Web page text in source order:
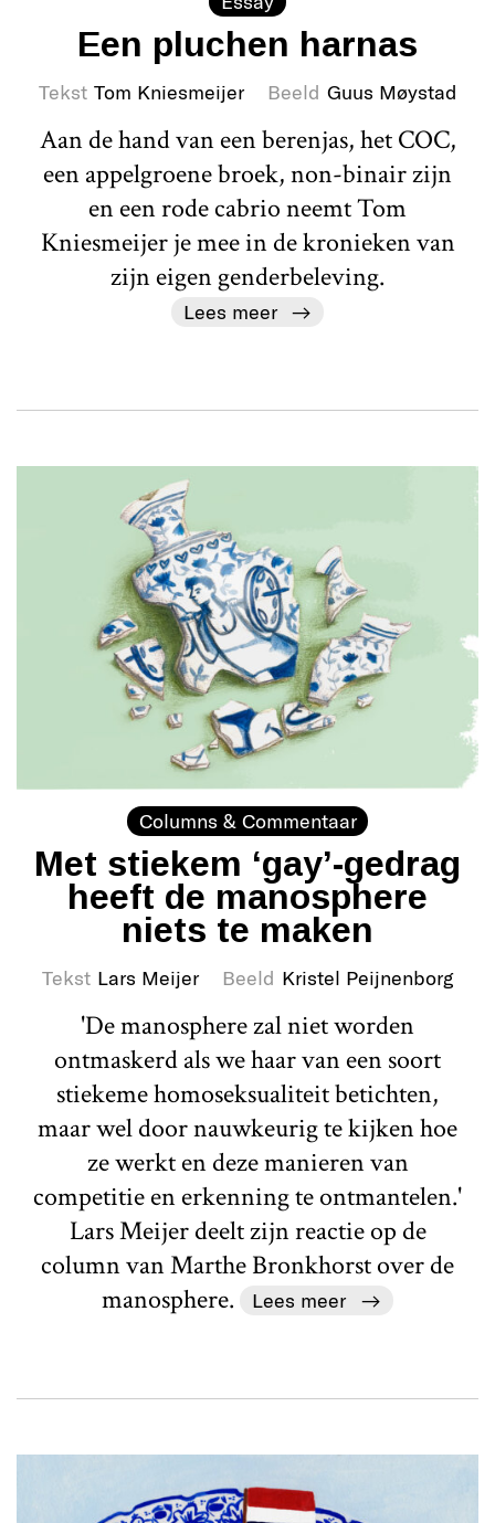
Een pluchen harnas
Tekst Tom Kniesmeijer Beeld Guus Møystad
Aan de hand van een berenjas, het COC,
een appelgroene broek, non-binair zijn
en een rode cabrio neemt Tom
Kniesmeijer je mee in de kronieken van
zijn eigen genderbeleving.
Lees meer
Columns & Commentaar
Met stiekem ‘gay’-gedrag
heeft de manosphere
niets te maken
Tekst Lars Meijer Beeld Kristel Peijnenborg
'De manosphere zal niet worden
ontmaskerd als we haar van een soort
stiekeme homoseksualiteit betichten,
maar wel door nauwkeurig te kijken hoe
ze werkt en deze manieren van
competitie en erkenning te ontmantelen.'
Lars Meijer deelt zijn reactie op de
column van Marthe Bronkhorst over de
manosphere.
Lees meer